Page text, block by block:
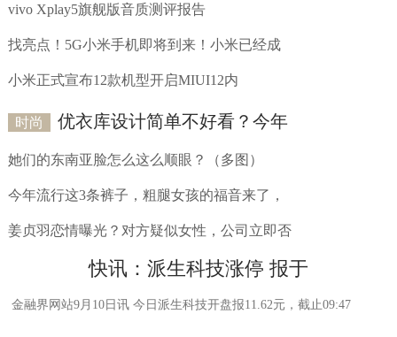
vivo Xplay5旗舰版音质测评报告
找亮点！5G小米手机即将到来！小米已经成
小米正式宣布12款机型开启MIUI12内
时尚 优衣库设计简单不好看？今年
她们的东南亚脸怎么这么顺眼？（多图）
今年流行这3条裤子，粗腿女孩的福音来了，
姜贞羽恋情曝光？对方疑似女性，公司立即否
快讯：派生科技涨停 报于
金融界网站9月10日讯 今日派生科技开盘报11.62元，截止09:47